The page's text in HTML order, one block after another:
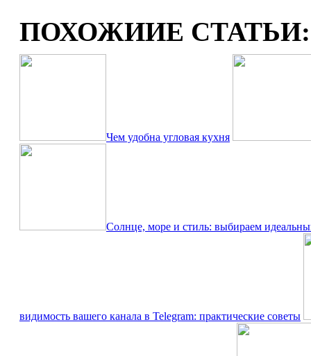
ПОХОЖИИЕ СТАТЬИ:
Чем удобна угловая кухня
Солнце, море и стиль: выбираем
видимость вашего канала в Telegram: практические советы